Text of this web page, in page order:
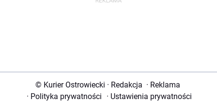
© Kurier Ostrowiecki · Redakcja · Reklama
· Polityka prywatności · Ustawienia prywatności